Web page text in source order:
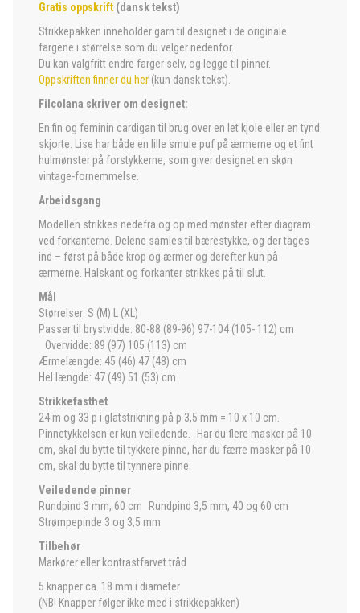
Gratis oppskrift (dansk tekst)
Strikkepakken inneholder garn til designet i de originale
fargene i størrelse som du velger nedenfor.
Du kan valgfritt endre farger selv, og legge til pinner.
Oppskriften finner du her (kun dansk tekst).
Filcolana skriver om designet:
En fin og feminin cardigan til brug over en let kjole eller en tynd
skjorte. Lise har både en lille smule puf på ærmerne og et fint
hulmønster på forstykkerne, som giver designet en skøn
vintage-fornemmelse.
Arbeidsgang
Modellen strikkes nedefra og op med mønster efter diagram
ved forkanterne. Delene samles til bærestykke, og der tages
ind – først på både krop og ærmer og derefter kun på
ærmerne. Halskant og forkanter strikkes på til slut.
Mål
Størrelser: S (M) L (XL)
Passer til brystvidde: 80-88 (89-96) 97-104 (105- 112) cm
Overvidde: 89 (97) 105 (113) cm
Ærmelængde: 45 (46) 47 (48) cm
Hel længde: 47 (49) 51 (53) cm
Strikkefasthet
24 m og 33 p i glatstrikning på p 3,5 mm = 10 x 10 cm.
Pinnetykkelsen er kun veiledende. Har du flere masker på 10
cm, skal du bytte til tykkere pinne, har du færre masker på 10
cm, skal du bytte til tynnere pinne.
Veiledende pinner
Rundpind 3 mm, 60 cm Rundpind 3,5 mm, 40 og 60 cm
Strømpepinde 3 og 3,5 mm
Tilbehør
Markører eller kontrastfarvet tråd
5 knapper ca. 18 mm i diameter
(NB! Knapper følger ikke med i strikkepakken)